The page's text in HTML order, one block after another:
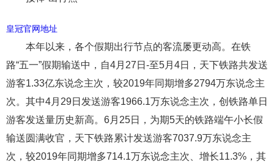
皇冠官网地址
本年以来，各个假期出行节点的客流屡更动高。在铁
路“五一”假期输送中，自4月27日-至5月4日，天下铁路共发送
游客1.33亿东说念主次，较2019年同期增多2794万东说念主
次。其中4月29日发送游客1966.1万东说念主次，创铁路单日
游客发送量历史新高。6月25日，为期5天的铁路端午小长假
输送圆满收官，天下铁路累计发送游客7037.9万东说念主
次，较2019年同期增多714.1万东说念主次、增长11.3%，其